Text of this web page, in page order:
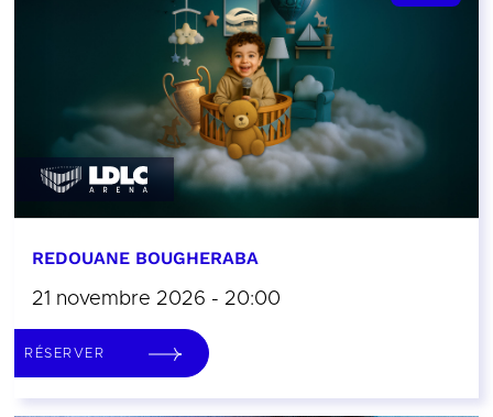
REDOUANE BOUGHERABA
21 novembre 2026 - 20:00
RÉSERVER